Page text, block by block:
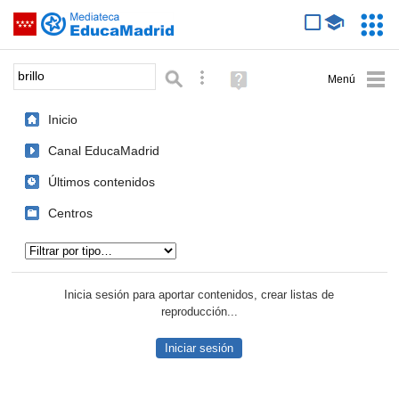
Saltar navegación
Palabra o frase: Búsqueda avanzada
Ayuda
(en
Inicio
Canal EducaMadrid
Últimos contenidos
Centros
Inicia sesión para aportar contenidos, crear listas de
reproducción...
Iniciar sesión